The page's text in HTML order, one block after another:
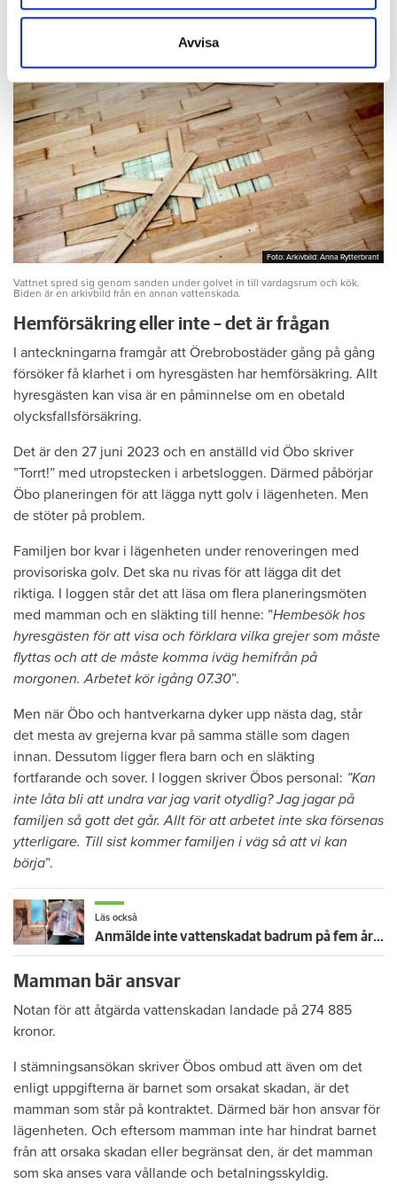
information som du har tillhandahållit eller som de har
samlat in när du har använt deras tjänster.
Avvisa
Foto: Arkivbild: Anna Rytterbrant
Foto: Arkivbild: Anna Rytterbrant
Vattnet spred sig genom sanden under golvet in till vardagsrum och kök.
Biden är en arkivbild från en annan vattenskada.
Hemförsäkring eller inte – det är frågan
I anteckningarna framgår att Örebrobostäder gång på gång
försöker få klarhet i om hyresgästen har hemförsäkring. Allt
hyresgästen kan visa är en påminnelse om en obetald
olycksfallsförsäkring.
Det är den 27 juni 2023 och en anställd vid Öbo skriver
”Torrt!” med utropstecken i arbetsloggen. Därmed påbörjar
Öbo planeringen för att lägga nytt golv i lägenheten. Men
de stöter på problem.
Familjen bor kvar i lägenheten under renoveringen med
provisoriska golv. Det ska nu rivas för att lägga dit det
riktiga. I loggen står det att läsa om flera planeringsmöten
med mamman och en släkting till henne: ”Hembesök hos
hyresgästen för att visa och förklara vilka grejer som måste
flyttas och att de måste komma iväg hemifrån på
morgonen. Arbetet kör igång 07.30”.
Men när Öbo och hantverkarna dyker upp nästa dag, står
det mesta av grejerna kvar på samma ställe som dagen
innan. Dessutom ligger flera barn och en släkting
fortfarande och sover. I loggen skriver Öbos personal: ”Kan
inte låta bli att undra var jag varit otydlig? Jag jagar på
familjen så gott det går. Allt för att arbetet inte ska försenas
ytterligare. Till sist kommer familjen i väg så att vi kan
börja”.
Läs också
Anmälde inte vattenskadat badrum på fem år – krävs på 125 000 kronor
Mamman bär ansvar
Notan för att åtgärda vattenskadan landade på 274 885
kronor.
I stämningsansökan skriver Öbos ombud att även om det
enligt uppgifterna är barnet som orsakat skadan, är det
mamman som står på kontraktet. Därmed bär hon ansvar för
lägenheten. Och eftersom mamman inte har hindrat barnet
från att orsaka skadan eller begränsat den, är det mamman
som ska anses vara vållande och betalningsskyldig.